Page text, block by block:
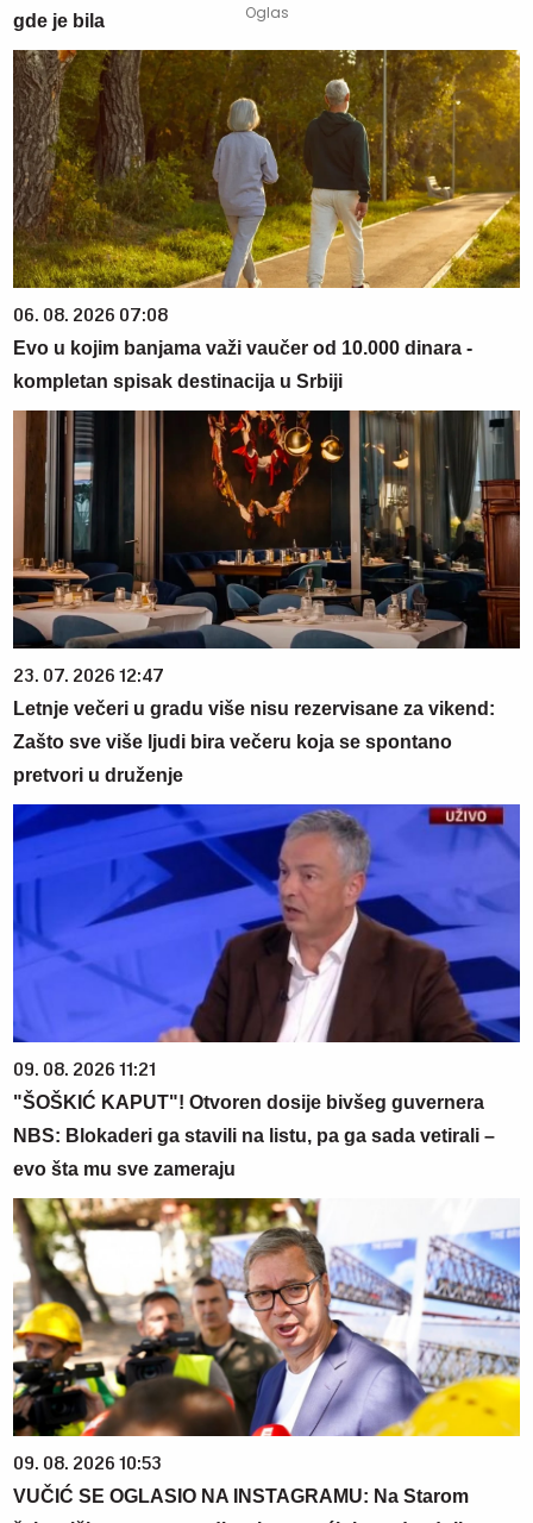
gde je bila
06. 08. 2026 07:08
Evo u kojim banjama važi vaučer od 10.000 dinara -
kompletan spisak destinacija u Srbiji
23. 07. 2026 12:47
Letnje večeri u gradu više nisu rezervisane za vikend:
Zašto sve više ljudi bira večeru koja se spontano
pretvori u druženje
09. 08. 2026 11:21
"ŠOŠKIĆ KAPUT"! Otvoren dosije bivšeg guvernera
NBS: Blokaderi ga stavili na listu, pa ga sada vetirali –
evo šta mu sve zameraju
09. 08. 2026 10:53
VUČIĆ SE OGLASIO NA INSTAGRAMU: Na Starom